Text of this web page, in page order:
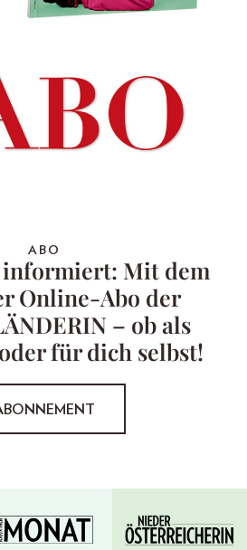
ABO
informiert: Mit dem
Online-Abo der
– ob als
für dich selbst!